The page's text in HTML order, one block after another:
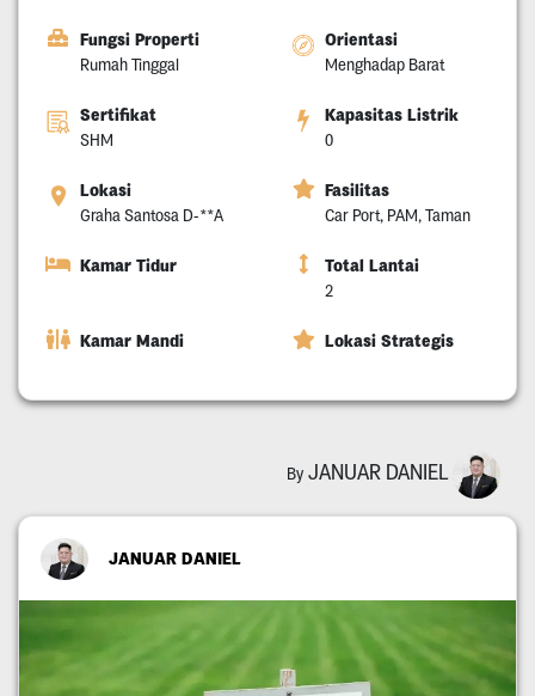
Fungsi Properti
Rumah Tinggal
Orientasi
Menghadap Barat
Sertifikat
SHM
Kapasitas Listrik
0
Lokasi
Graha Santosa D-**A
Fasilitas
Car Port, PAM, Taman
Kamar Tidur Total Lantai
2
Kamar Mandi Lokasi Strategis
By JANUAR DANIEL
JANUAR DANIEL